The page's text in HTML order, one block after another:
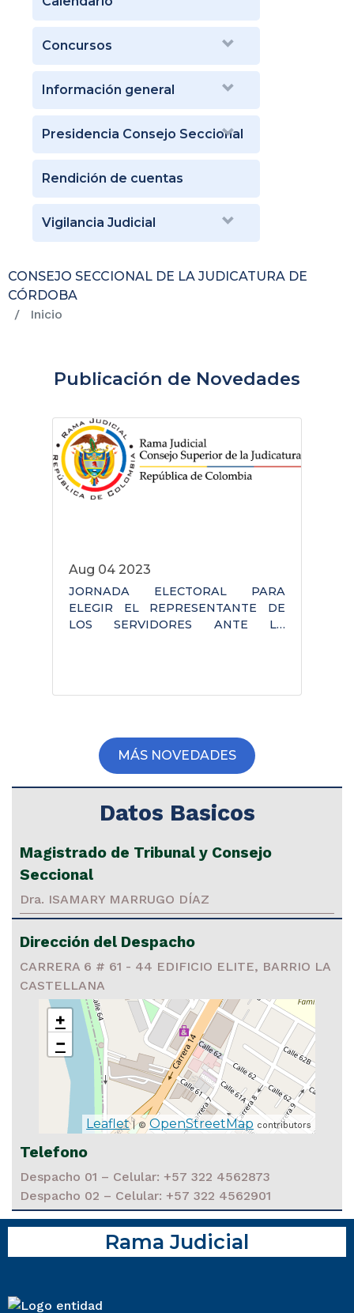
Concursos
Información general
Presidencia Consejo Seccional
Rendición de cuentas
Vigilancia Judicial
CONSEJO SECCIONAL DE LA JUDICATURA DE
CÓRDOBA
Inicio
Publicación de Novedades
Aug 04 2023
JORNADA ELECTORAL PARA
ELEGIR EL REPRESENTANTE DE
LOS SERVIDORES ANTE LA
MÁS NOVEDADES
Datos Basicos
Magistrado de Tribunal y Consejo
Seccional
Dra. ISAMARY MARRUGO DÍAZ
Dirección del Despacho
CARRERA 6 # 61 - 44 EDIFICIO ELITE, BARRIO LA
CASTELLANA
+
−
Leaflet| ©OpenStreetMap contributors
Telefono
Despacho 01 – Celular: +57 322 4562873
Despacho 02 – Celular: +57 322 4562901
Rama Judicial